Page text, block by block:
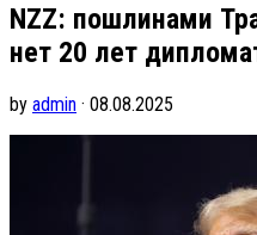
NZZ: пошлинами
нет 20 лет
by admin · 08.08.2025